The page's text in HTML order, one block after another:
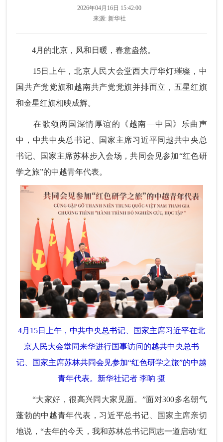
2026年04月16日 15:42:00
来源: 新华社
4月的北京，风和日暖，春意盎然。
15日上午，北京人民大会堂西大厅华灯璀璨，中
国共产党党旗和越南共产党党旗并排而立，五星红旗
和金星红旗相映成辉。
在歌颂两国深情厚谊的《越南—中国》乐曲声
中，中共中央总书记、国家主席习近平同越共中央总
书记、国家主席苏林步入会场，共同会见参加“红色研
学之旅”的中越青年代表。
4月15日上午，中共中央总书记、国家主席习近平在北
京人民大会堂同来华进行国事访问的越共中央总书
记、国家主席苏林共同会见参加“红色研学之旅”的中越
青年代表。新华社记者 李响 摄
“大家好，很高兴同大家见面。”面对300多名朝气
蓬勃的中越青年代表，习近平总书记、国家主席亲切
地说，“去年的今天，我和苏林总书记同志一道启动‘红